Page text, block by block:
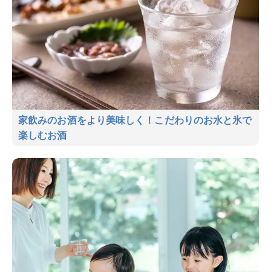
家飲みのお酒をより美味しく！こだわりのお水と氷で
楽しむお酒